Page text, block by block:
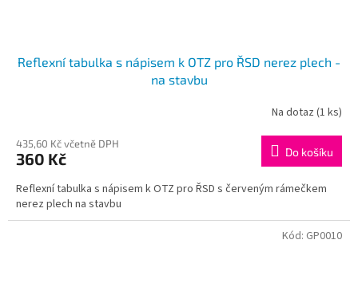
Reflexní tabulka s nápisem k OTZ pro ŘSD nerez plech -
na stavbu
Na dotaz (1 ks)
435,60 Kč včetně DPH
360 Kč Do košíku
Reflexní tabulka s nápisem k OTZ pro ŘSD s červeným rámečkem
nerez plech na stavbu
Kód: GP0010